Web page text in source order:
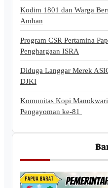
Kodim 1801 dan Warga
Amban
Program CSR Pertamina
Penghargaan ISRA
Diduga Langgar Merek
DJKI
Komunitas Kopi
Pengayoman ke-81